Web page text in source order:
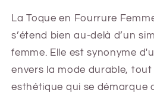
La Toque en Fourrure
s’étend bien au-delà d’un
femme. Elle est synonyme
envers la mode durable,
esthétique qui se démarque